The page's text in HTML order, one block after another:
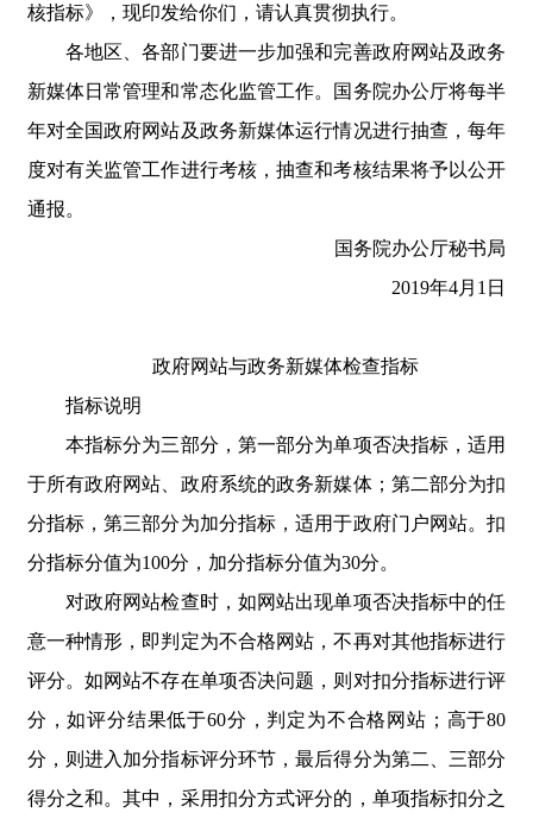
核指标》，现印发给你们，请认真贯彻执行。
各地区、各部门要进一步加强和完善政府网站及政务
新媒体日常管理和常态化监管工作。国务院办公厅将每半
年对全国政府网站及政务新媒体运行情况进行抽查，每年
度对有关监管工作进行考核，抽查和考核结果将予以公开
通报。
国务院办公厅秘书局
2019年4月1日
政府网站与政务新媒体检查指标
指标说明
本指标分为三部分，第一部分为单项否决指标，适用
于所有政府网站、政府系统的政务新媒体；第二部分为扣
分指标，第三部分为加分指标，适用于政府门户网站。扣
分指标分值为100分，加分指标分值为30分。
对政府网站检查时，如网站出现单项否决指标中的任
意一种情形，即判定为不合格网站，不再对其他指标进行
评分。如网站不存在单项否决问题，则对扣分指标进行评
分，如评分结果低于60分，判定为不合格网站；高于80
分，则进入加分指标评分环节，最后得分为第二、三部分
得分之和。其中，采用扣分方式评分的，单项指标扣分之